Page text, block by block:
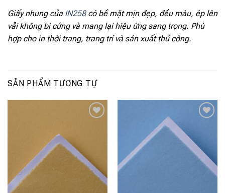
Giấy nhung của IN258có bề mặt mịn đẹp, đều màu, ép lên
vải không bị cứng và mang lại hiệu ứng sang trọng. Phù
hợp cho in thời trang, trang trí và sản xuất thủ công.
SẢN PHẨM TƯƠNG TỰ
Add to
wishlist